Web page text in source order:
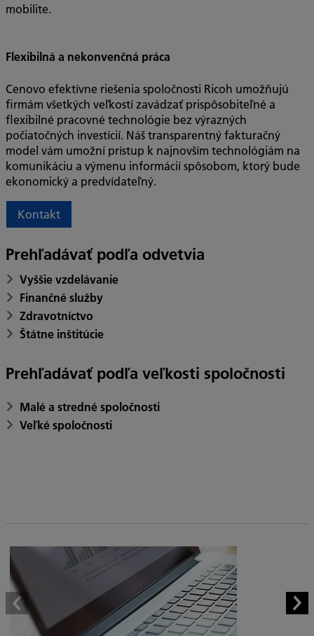
mobilite.
Flexibilná a nekonvenčná práca
Cenovo efektívne riešenia spoločnosti Ricoh umožňujú
firmám všetkých veľkostí zavádzať prispôsobiteľné a
flexibilné pracovné technológie bez výrazných
počiatočných investícií. Náš transparentný fakturačný
model vám umožní prístup k najnovším technológiám na
komunikáciu a výmenu informácií spôsobom, ktorý bude
ekonomický a predvídateľný.
Kontakt
Prehľadávať podľa odvetvia
Vyššie vzdelávanie
Finančné služby
Zdravotníctvo
Štátne inštitúcie
Prehľadávať podľa veľkosti spoločnosti
Malé a stredné spoločnosti
Veľké spoločnosti